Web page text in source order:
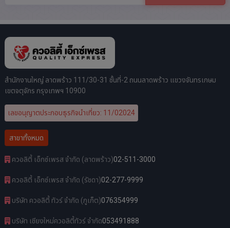
สำนักงานใหญ่ ลาดพร้าว 111/30-31 ชั้นที่-2 ถนนลาดพร้าว แขวงจันทรเกษม
เขตจตุจักร กรุงเทพฯ 10900
เลขอนุญาตประกอบธุรกิจนำเที่ยว: 11/02024
สาขาทั้งหมด
ควอลิตี้ เอ็กซ์เพรส จำกัด (ลาดพร้าว)02-511-3000
ควอลิตี้ เอ็กซ์เพรส จำกัด (รัชดา)02-277-9999
บริษัท ควอลิตี้ ทัวร์ จำกัด (ภูเก็ต)076354999
บริษัท เชียงใหม่ควอลิตี้ทัวร์ จำกัด053491888